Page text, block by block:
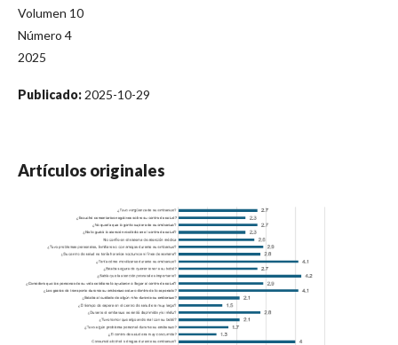
Volumen 10
Número 4
2025
Publicado: 2025-10-29
Artículos originales